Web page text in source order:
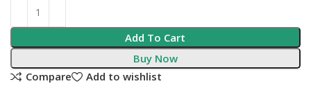
Add To Cart
Buy Now
Compare
Add to wishlist